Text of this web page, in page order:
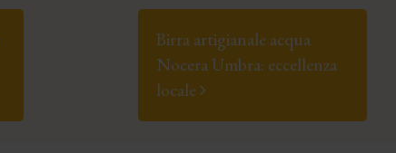
Birra artigianale acqua
Nocera Umbra: eccellenza
locale